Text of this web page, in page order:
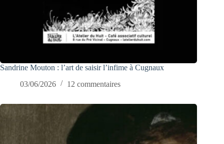
Sandrine Mouton : l’art de saisir l’infime à Cugnaux
03/06/2026
12 commentaires